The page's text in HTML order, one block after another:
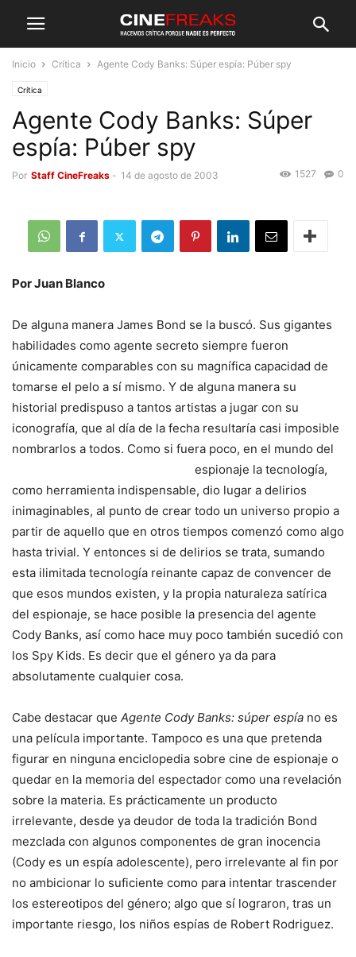
Inicio Crítica Agente Cody Banks: Súper espía: Púber spy
Crítica
Agente Cody Banks: Súper
espía: Púber spy
Por Staff CineFreaks - 14 de agosto de 2003 0
1527
Por Juan Blanco
De alguna manera James Bond se la buscó. Sus gigantes
habilidades como agente secreto siempre fueron
únicamente comparables con su magnífica capacidad de
tomarse el pelo a sí mismo. Y de alguna manera su
historial predispuso a tantos artistas a jugar con su
iconografía, que al día de la fecha resultaría casi imposible
nombrarlos a todos. Como si fuera poco, en el mundo del
espionaje la tecnología,
como herramienta indispensable, dio lugar a delirios
inimaginables, al punto de crear todo un universo propio a
partir de aquello que en otros tiempos comenzó como algo
hasta trivial. Y entonces si de delirios se trata, sumando
esta ilimitada tecnología reinante capaz de convencer de
que esos mundos existen, y la propia naturaleza satírica
del espionaje, se hace posible la presencia del agente
Cody Banks, así como hace muy poco también sucedió con
los Spy Kids. Es decir que el género ya da para
absolutamente cualquier cosa.
Cabe destacar que Agente Cody Banks: súper espía no es
una película importante. Tampoco es una que pretenda
figurar en ninguna enciclopedia sobre cine de espionaje o
quedar en la memoria del espectador como una revelación
sobre la materia. Es prácticamente un producto
irrelevante, desde ya deudor de toda la tradición Bond
mezclada con algunos componentes de gran inocencia
(Cody es un espía adolescente), pero irrelevante al fin por
no ambicionar lo suficiente como para intentar trascender
los estereotipos del género; algo que sí lograron, tras un
importante riesgo, los niños espías de Robert Rodriguez.